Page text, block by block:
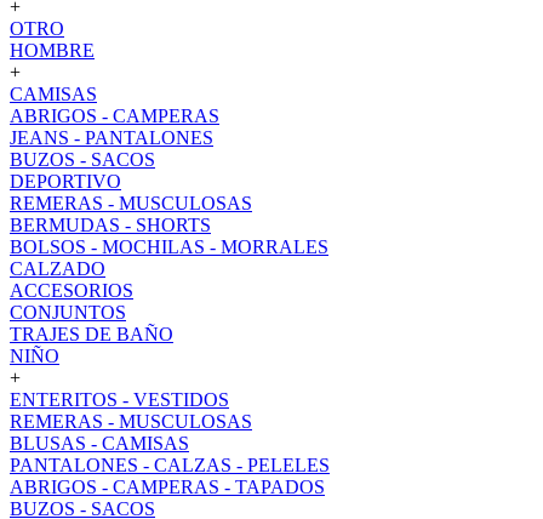
+
OTRO
HOMBRE
+
CAMISAS
ABRIGOS - CAMPERAS
JEANS - PANTALONES
BUZOS - SACOS
DEPORTIVO
REMERAS - MUSCULOSAS
BERMUDAS - SHORTS
BOLSOS - MOCHILAS - MORRALES
CALZADO
ACCESORIOS
CONJUNTOS
TRAJES DE BAÑO
NIÑO
+
ENTERITOS - VESTIDOS
REMERAS - MUSCULOSAS
BLUSAS - CAMISAS
PANTALONES - CALZAS - PELELES
ABRIGOS - CAMPERAS - TAPADOS
BUZOS - SACOS